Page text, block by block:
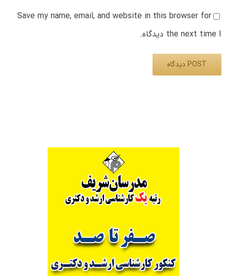
Save my name, email, and website in this browser for
the next time I دیدگاه.